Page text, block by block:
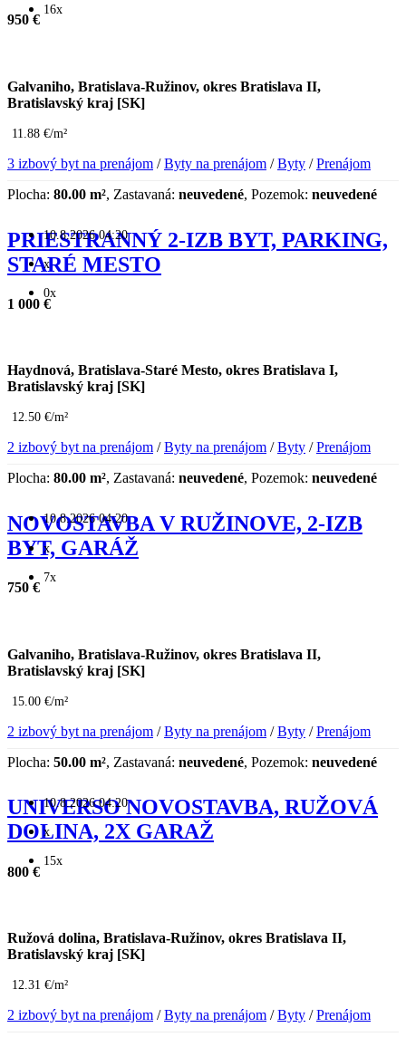
16x
950 €
Galvaniho, Bratislava-Ružinov, okres Bratislava II,
Bratislavský kraj [SK]
11.88 €/m²
3 izbový byt na prenájom /Byty na prenájom /Byty /Prenájom
Plocha: 80.00 m², Zastavaná: neuvedené, Pozemok: neuvedené
10.8.2026 04:20
x
0x
PRIESTRANNÝ 2-IZB BYT, PARKING,
STARÉ MESTO
1 000 €
Haydnová, Bratislava-Staré Mesto, okres Bratislava I,
Bratislavský kraj [SK]
12.50 €/m²
2 izbový byt na prenájom /Byty na prenájom /Byty /Prenájom
Plocha: 80.00 m², Zastavaná: neuvedené, Pozemok: neuvedené
10.8.2026 04:20
x
7x
NOVOSTAVBA V RUŽINOVE, 2-IZB
BYT, GARÁŽ
750 €
Galvaniho, Bratislava-Ružinov, okres Bratislava II,
Bratislavský kraj [SK]
15.00 €/m²
2 izbový byt na prenájom /Byty na prenájom /Byty /Prenájom
Plocha: 50.00 m², Zastavaná: neuvedené, Pozemok: neuvedené
10.8.2026 04:20
x
15x
UNIVERSO NOVOSTAVBA, RUŽOVÁ
DOLINA, 2X GARAŽ
800 €
Ružová dolina, Bratislava-Ružinov, okres Bratislava II,
Bratislavský kraj [SK]
12.31 €/m²
2 izbový byt na prenájom /Byty na prenájom /Byty /Prenájom